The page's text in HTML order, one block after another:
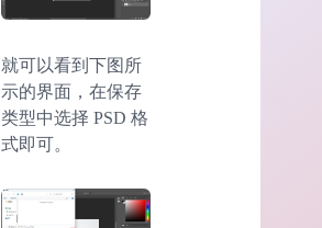
就可以看到下图所
示的界面，在保存
类型中选择 PSD 格
式即可。